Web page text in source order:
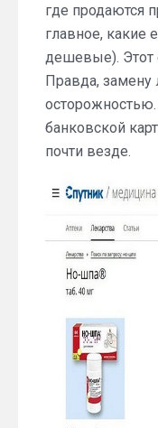
где продаются
главное, какие
дешевые). Этот
Правда, замену
банковской
почти везде.